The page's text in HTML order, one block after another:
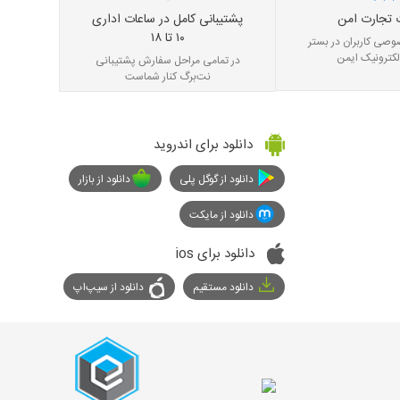
تجارت امن
کاربران در بستر
ایمن
پشتیبانی کامل در ساعات اداری
۱۰ تا ۱۸
در تمامی مراحل سفارش پشتیبانی
نت‌برگ کنار شماست
دانلود برای اندروید
دانلود از گوگل پلی
دانلود از بازار
دانلود از مایکت
دانلود برای ios
دانلود مستقیم دانلود از سیپ‌اپ